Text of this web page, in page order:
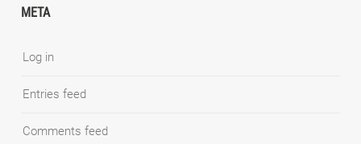
META
Log in
Entries feed
Comments feed